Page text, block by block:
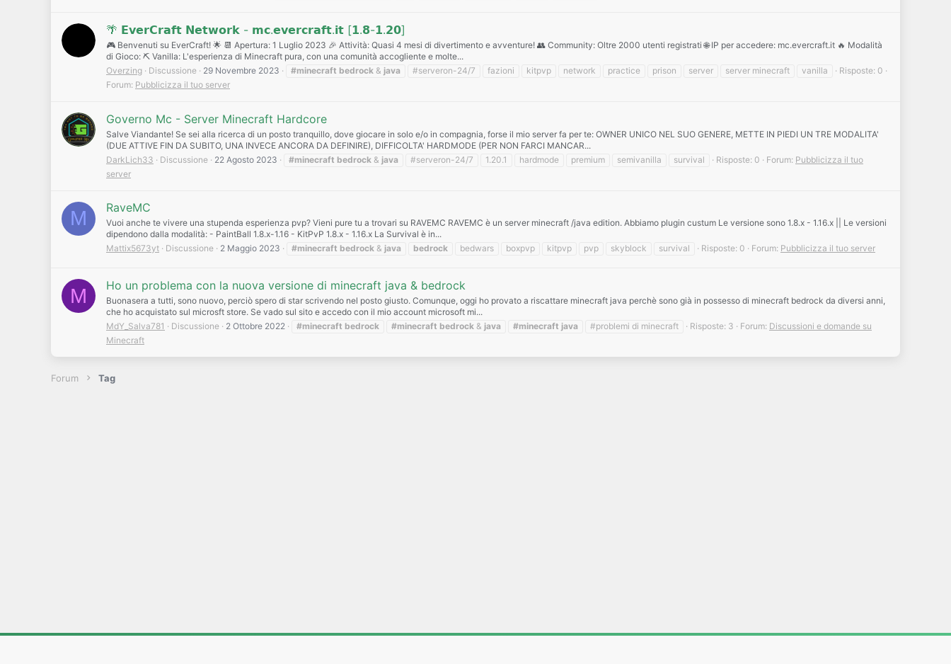
🌴 𝗘𝘃𝗲𝗿𝗖𝗿𝗮𝗳𝘁 𝗡𝗲𝘁𝘄𝗼𝗿𝗸 - 𝗺𝗰.𝗲𝘃𝗲𝗿𝗰𝗿𝗮𝗳𝘁.𝗶𝘁 [𝟭.𝟴-𝟭.𝟮𝟬]
🎮 Benvenuti su EverCraft! 🌟 📆 Apertura: 1 Luglio 2023 🎉 Attività: Quasi 4 mesi di divertimento e avventure! 👥 Community: Oltre 2000 utenti registrati 🌐 IP per accedere: mc.evercraft.it 🔥 Modalità
di Gioco: ⛏️ Vanilla: L'esperienza di Minecraft pura, con una comunità accogliente e molte...
Overzing
Discussione 29 Novembre 2023 #minecraft bedrock & java #serveron-24/7 fazioni kitpvp network practice prison server server minecraft vanilla
Risposte: 0
Forum: Pubblicizza il tuo server
Governo Mc - Server Minecraft Hardcore
Salve Viandante! Se sei alla ricerca di un posto tranquillo, dove giocare in solo e/o in compagnia, forse il mio server fa per te: OWNER UNICO NEL SUO GENERE, METTE IN PIEDI UN TRE MODALITA'
(DUE ATTIVE FIN DA SUBITO, UNA INVECE ANCORA DA DEFINIRE), DIFFICOLTA' HARDMODE (PER NON FARCI MANCAR...
DarkLich33
Discussione 22 Agosto 2023 #minecraft bedrock & java #serveron-24/7 1.20.1 hardmode premium semivanilla survival Risposte: 0 Forum: Pubblicizza il tuo
server
M RaveMC
Vuoi anche te vivere una stupenda esperienza pvp? Vieni pure tu a trovari su RAVEMC RAVEMC è un server minecraft /java edition. Abbiamo plugin custum Le versione sono 1.8.x - 1.16.x || Le versioni
dipendono dalla modalità: - PaintBall 1.8.x-1.16 - KitPvP 1.8.x - 1.16.x La Survival è in...
Mattix5673yt
Discussione 2 Maggio 2023 #minecraft bedrock & java bedrock bedwars boxpvp kitpvp pvp skyblock survival Risposte: 0 Forum: Pubblicizza il tuo server
M Ho un problema con la nuova versione di minecraft java & bedrock
Buonasera a tutti, sono nuovo, perciò spero di star scrivendo nel posto giusto. Comunque, oggi ho provato a riscattare minecraft java perchè sono già in possesso di minecraft bedrock da diversi anni,
che ho acquistato sul microsft store. Se vado sul sito e accedo con il mio account microsoft mi...
MdY_Salva781
Discussione 2 Ottobre 2022 #minecraft bedrock #minecraft bedrock & java #minecraft java #problemi di minecraft Risposte: 3 Forum: Discussioni e domande su
Minecraft
Forum Tag